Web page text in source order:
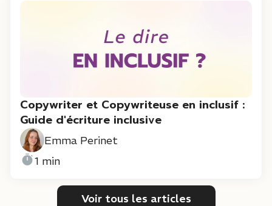
Copywriter et Copywriteuse en inclusif :
Guide d'écriture inclusive
Emma Perinet
1 min
Voir tous les articles